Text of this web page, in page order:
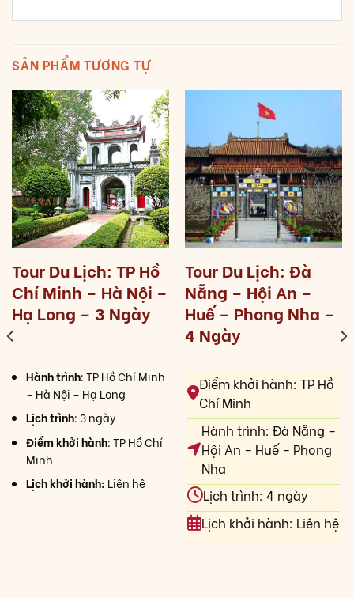
SẢN PHẨM TƯƠNG TỰ
Tour Du Lịch: TP Hồ
Chí Minh – Hà Nội –
Hạ Long – 3 Ngày
Hành trình: TP Hồ Chí Minh
– Hà Nội – Hạ Long
Lịch trình: 3 ngày
Điểm khởi hành: TP Hồ Chí
Minh
Lịch khởi hành: Liên hệ
Tour Du Lịch: Đà
Nẵng – Hội An –
Huế – Phong Nha –
4 Ngày
Điểm khởi hành: TP Hồ
Chí Minh
Hành trình: Đà Nẵng –
Hội An – Huế – Phong
Nha
Lịch trình: 4 ngày
Lịch khởi hành: Liên hệ